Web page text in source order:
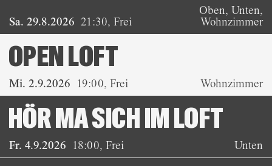
Sa. 29.8.2026 21:30,Frei
Oben, Unten,
Wohnzimmer
Mi. 2.9.2026 19:00,Frei
OPEN LOFT
Wohnzimmer
Fr. 4.9.2026 18:00,Frei
HÖR MA SICH IM LOFT
Unten